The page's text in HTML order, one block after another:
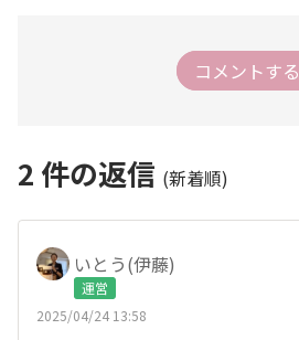
コメントする
2 件の返信 (新着順)
いとう(伊藤)
運営
2025/04/24 13:58